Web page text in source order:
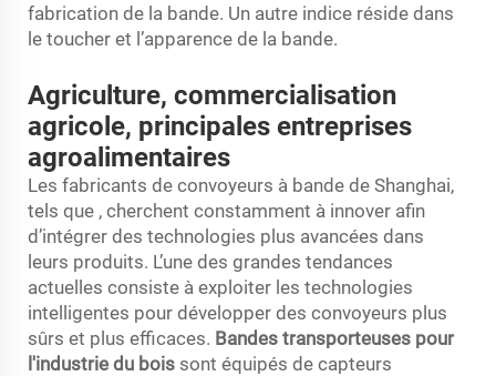
fabrication de la bande. Un autre indice réside dans
le toucher et l’apparence de la bande.
Agriculture, commercialisation
agricole, principales entreprises
agroalimentaires
Les fabricants de convoyeurs à bande de Shanghai,
tels que , cherchent constamment à innover afin
d’intégrer des technologies plus avancées dans
leurs produits. L’une des grandes tendances
actuelles consiste à exploiter les technologies
intelligentes pour développer des convoyeurs plus
sûrs et plus efficaces. Bandes transporteuses pour
l'industrie du bois sont équipés de capteurs